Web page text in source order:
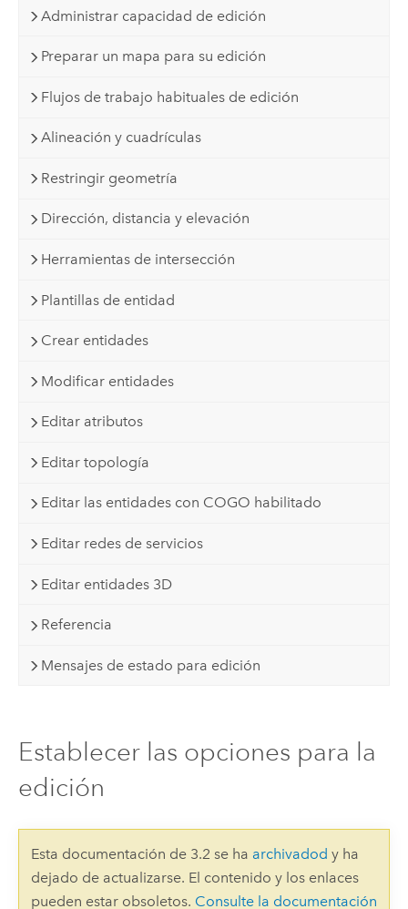
Administrar capacidad de edición
Preparar un mapa para su edición
Flujos de trabajo habituales de edición
Alineación y cuadrículas
Restringir geometría
Dirección, distancia y elevación
Herramientas de intersección
Plantillas de entidad
Crear entidades
Modificar entidades
Editar atributos
Editar topología
Editar las entidades con COGO habilitado
Editar redes de servicios
Editar entidades 3D
Referencia
Mensajes de estado para edición
Establecer las opciones para la
edición
Esta documentación de 3.2 se ha archivadod y ha
dejado de actualizarse. El contenido y los enlaces
pueden estar obsoletos. Consulte la documentación